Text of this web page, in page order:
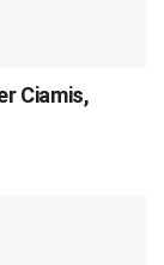
Ciamis,